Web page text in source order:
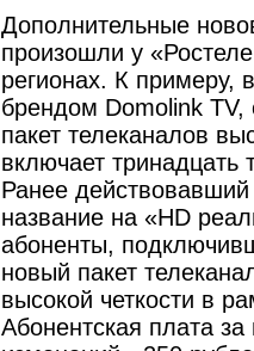
Дополнительные
произошли у
регионах. К примеру,
брендом Domolink
пакет телеканалов
включает тринадцать
Ранее
название на «HD
абоненты,
новый пакет
высокой четкости в
Абонентская плата за